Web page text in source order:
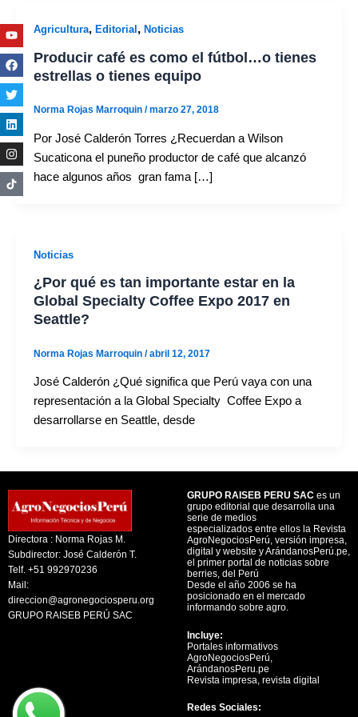
Agricultura, Editorial , Noticias
Producir café es como el fútbol…o tienes
estrellas o tienes equipo
Norma Rojas Marroquin /marzo 27, 2018
Por José Calderón Torres ¿Recuerdan a Wilson
Sucaticona el puneño productor de café que alcanzó
hace algunos años gran fama […]
Noticias
¿Por qué es tan importante estar en la
Global Specialty Coffee Expo 2017 en
Seattle?
Norma Rojas Marroquin /abril 12, 2017
José Calderón ¿Qué significa que Perú vaya con una
representación a la Global Specialty Coffee Expo a
desarrollarse en Seattle, desde
Directora : Norma Rojas M.
Subdirector: José Calderón T.
Telf. +51 992970236
Mail:
direccion@agronegociosperu.org
GRUPO RAISEB PERÚ SAC
GRUPO RAISEB PERU SAC es un
grupo editorial que desarrolla una
serie de medios
especializados entre ellos la Revista
AgroNegociosPerú, versión impresa,
digital y website y ArándanosPerú.pe,
el primer portal de noticias sobre
berries, del Perú
Desde el año 2006 se ha
posicionado en el mercado
informando sobre agro.
Incluye:
Portales informativos
AgroNegociosPerú,
ArándanosPeru.pe
Revista impresa, revista digital
Redes Sociales:
Youtube
Facebook
Twitter
Linkedin
Instagram